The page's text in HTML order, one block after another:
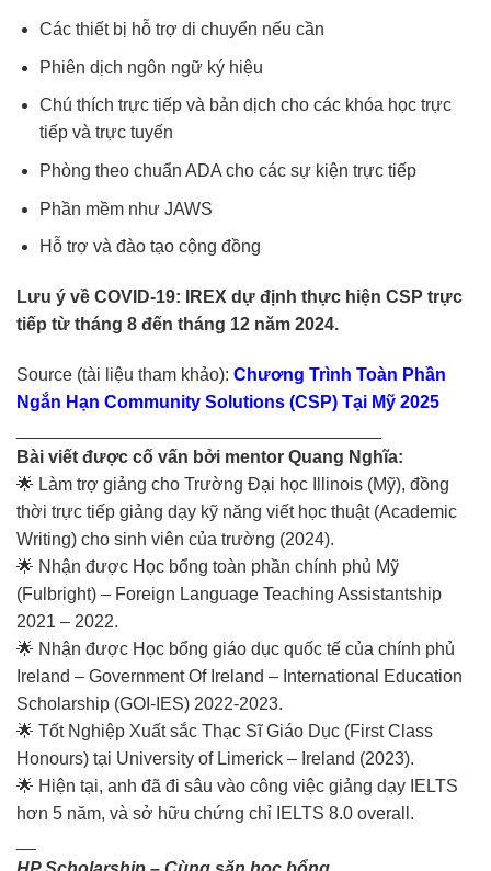
Các thiết bị hỗ trợ di chuyển nếu cần
Phiên dịch ngôn ngữ ký hiệu
Chú thích trực tiếp và bản dịch cho các khóa học trực
tiếp và trực tuyến
Phòng theo chuẩn ADA cho các sự kiện trực tiếp
Phần mềm như JAWS
Hỗ trợ và đào tạo cộng đồng
Lưu ý về COVID-19: IREX dự định thực hiện CSP trực
tiếp từ tháng 8 đến tháng 12 năm 2024.
Source (tài liệu tham khảo): Chương Trình Toàn Phần
Ngắn Hạn Community Solutions (CSP) Tại Mỹ 2025
Bài viết được cố vấn bởi mentor Quang Nghĩa:
🌟 Làm trợ giảng cho Trường Đại học Illinois (Mỹ), đồng
thời trực tiếp giảng dạy kỹ năng viết học thuật (Academic
Writing) cho sinh viên của trường (2024).
🌟 Nhận được Học bổng toàn phần chính phủ Mỹ
(Fulbright) – Foreign Language Teaching Assistantship
2021 – 2022.
🌟 Nhận được Học bổng giáo dục quốc tế của chính phủ
Ireland – Government Of Ireland – International Education
Scholarship (GOI-IES) 2022-2023.
🌟 Tốt Nghiệp Xuất sắc Thạc Sĩ Giáo Dục (First Class
Honours) tại University of Limerick – Ireland (2023).
🌟 Hiện tại, anh đã đi sâu vào công việc giảng dạy IELTS
hơn 5 năm, và sở hữu chứng chỉ IELTS 8.0 overall.